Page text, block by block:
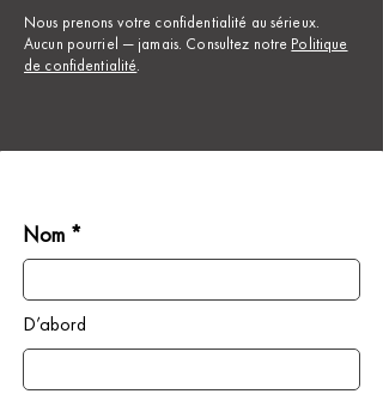
Nous prenons votre confidentialité au sérieux.
Aucun pourriel — jamais. Consultez notre Politique
de confidentialité.
Nom *
D’abord